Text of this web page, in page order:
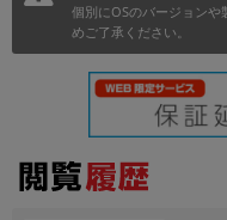
個別にOSのバージョン
めご了承ください。
年
各項目のチェックボックスは「or検索」と
ただし機能別のみ「and検索」となります。